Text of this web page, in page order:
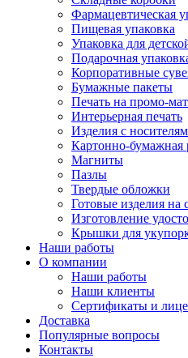
Фармацевтическая
Пищевая упаковка
Упаковка для
Подарочная
Корпоративные
Бумажные пакеты
Печать на промо-
Интерьерная печать
Изделия с
Картонно-бумажная
Магниты
Пазлы
Твердые обложки
Готовые изделия на
Изготовление
Крышки для
Наши работы
О компании
Наши работы
Наши клиенты
Сертификаты и
Доставка
Популярные вопросы
Контакты